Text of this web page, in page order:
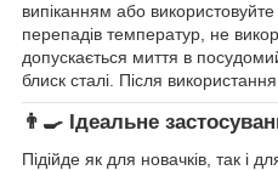
випіканням або
перепадів температур, не
допускається миття в
блиск сталі. Після
👨‍🍳 Ідеальне
Підійде як для новачків, так і